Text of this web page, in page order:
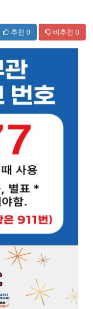
추천 0 비추천 0